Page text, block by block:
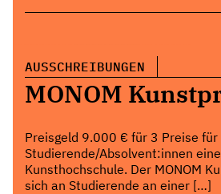
AUSSCHREIBUNGEN
MONOM
Preisgeld 9.000 € für 3 Preise für
Studierende/Absolvent:innen
Kunsthochschule. Der MONOM
sich an Studierende an einer […]